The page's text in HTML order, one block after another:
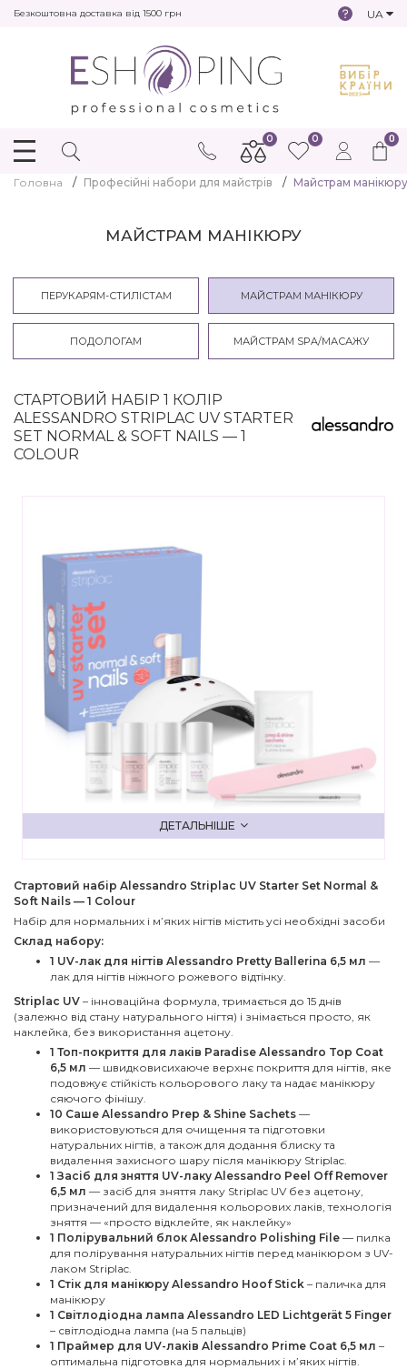
Безкоштовна доставка від 1500 грн UA
0
0 0
Головна Професійні набори для майстрів Майстрам манікюру
МАЙСТРАМ МАНІКЮРУ
ПЕРУКАРЯМ-СТИЛІСТАМ МАЙСТРАМ МАНІКЮРУ
ПОДОЛОГАМ МАЙСТРАМ SPA/МАСАЖУ
СТАРТОВИЙ НАБІР 1 КОЛІР
ALESSANDRO STRIPLAC UV STARTER
SET NORMAL & SOFT NAILS — 1
COLOUR
ДЕТАЛЬНІШЕ
Стартовий набір Alessandro Striplac UV Starter Set Normal &
Soft Nails — 1 Colour
Набір для нормальних і м’яких нігтів містить усі необхідні засоби
Склад набору:
1 UV-лак для нігтів Alessandro Pretty Ballerina 6,5 мл —
лак для нігтів ніжного рожевого відтінку.
Striplac UV – інноваційна формула, тримається до 15 днів
(залежно від стану натурального нігтя) і знімається просто, як
наклейка, без використання ацетону.
1 Топ-покриття для лаків Paradise Alessandro Top Coat
6,5 мл — швидковисихаюче верхнє покриття для нігтів, яке
подовжує стійкість кольорового лаку та надає манікюру
сяючого фінішу.
10 Саше Alessandro Prep & Shine Sachets —
використовуються для очищення та підготовки
натуральних нігтів, а також для додання блиску та
видалення захисного шару після манікюру Striplac.
1 Засіб для зняття UV-лаку Alessandro Peel Off Remover
6,5 мл — засіб для зняття лаку Striplac UV без ацетону,
призначений для видалення кольорових лаків, технологія
зняття — «просто відклейте, як наклейку»
1 Полірувальний блок Alessandro Polishing File — пилка
для полірування натуральних нігтів перед манікюром з UV-
лаком Striplac.
1 Стік для манікюру Alessandro Hoof Stick – паличка для
манікюру
1 Світлодіодна лампа Alessandro LED Lichtgerät 5 Finger
– світлодіодна лампа (на 5 пальців)
1 Праймер для UV-лаків Alessandro Prime Coat 6,5 мл –
оптимальна підготовка для нормальних і м’яких нігтів.